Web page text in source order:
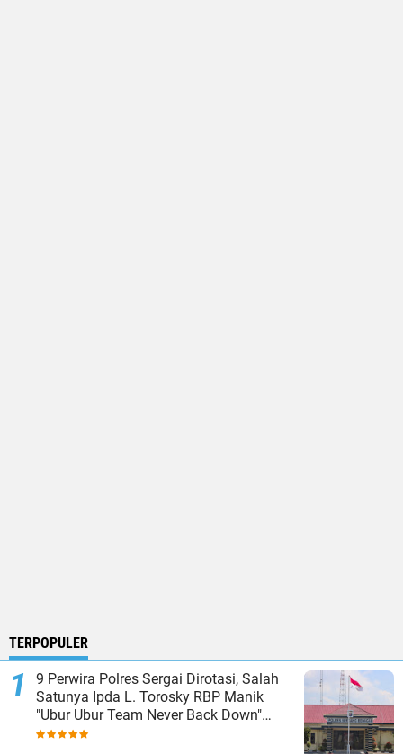
TERPOPULER
9 Perwira Polres Sergai Dirotasi, Salah
Satunya Ipda L. Torosky RBP Manik
"Ubur Ubur Team Never Back Down"
Menempati Polsek Dolok Masihul